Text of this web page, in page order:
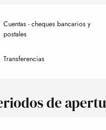
Cuentas - cheques bancarios y
postales
Transferencias
de